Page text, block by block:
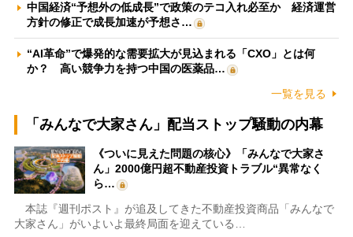
中国経済“予想外の低成長”で政策のテコ入れ必至か 経済運営
方針の修正で成長加速が予想さ…
“AI革命”で爆発的な需要拡大が見込まれる「CXO」とは何
か？ 高い競争力を持つ中国の医薬品…
一覧を見る
「みんなで大家さん」配当ストップ騒動の内幕
《ついに見えた問題の核心》「みんなで大家さ
ん」2000億円超不動産投資トラブル“異常なく
ら…
本誌『週刊ポスト』が追及してきた不動産投資商品「みんなで
大家さん」がいよいよ最終局面を迎えている…